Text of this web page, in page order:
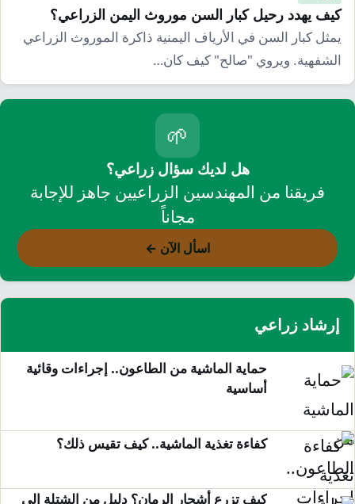
كيف يهدد رحيل كبار السن موروث اليمن الزراعي؟
يمثل كبار السن في الأرياف اليمنية ذاكرة الموروث الزراعي
الشفهية. ويروي "صالح" كيف كان…
🌱
هل لديك سؤال زراعي؟
فريقنا من المهندسين الزراعيين جاهز للإجابة
مجاناً
اسأل الآن ←
إرشاد زراعي
حماية الماشية من الطاعون.. إجراءات وقائية
أساسية
كفاءة تغذية الماشية.. كيف تقيس ذلك؟
كيف تزرع أشجار الرمان؟ دليل من الشتلة إلى